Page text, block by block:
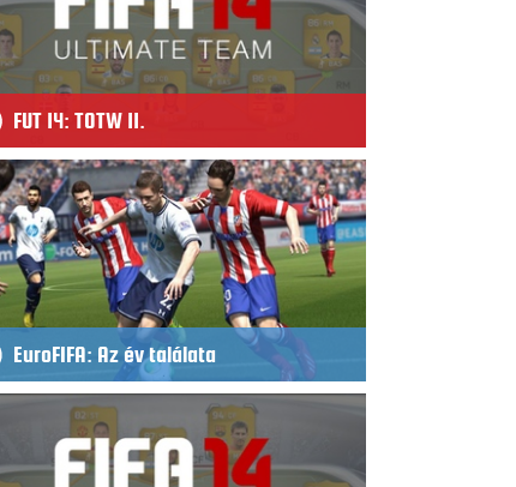
FUT 14: TOTW 11.
EuroFIFA: Az év találata